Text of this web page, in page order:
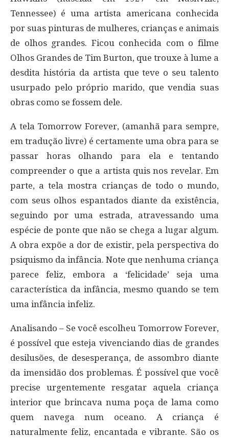
Tennessee) é uma artista americana conhecida
por suas pinturas de mulheres, crianças e animais
de olhos grandes. Ficou conhecida com o filme
Olhos Grandes de Tim Burton, que trouxe à lume a
desdita história da artista que teve o seu talento
usurpado pelo próprio marido, que vendia suas
obras como se fossem dele.
A tela Tomorrow Forever, (amanhã para sempre,
em tradução livre) é certamente uma obra para se
passar horas olhando para ela e tentando
compreender o que a artista quis nos revelar. Em
parte, a tela mostra crianças de todo o mundo,
com seus olhos espantados diante da existência,
seguindo por uma estrada, atravessando uma
espécie de ponte que não se chega a lugar algum.
A obra expõe a dor de existir, pela perspectiva do
psiquismo da infância. Note que nenhuma criança
parece feliz, embora a ‘felicidade’ seja uma
característica da infância, mesmo quando se tem
uma infância infeliz.
Analisando – Se você escolheu Tomorrow Forever,
é possível que esteja vivenciando dias de grandes
desilusões, de desesperança, de assombro diante
da imensidão dos problemas. É possível que você
precise urgentemente resgatar aquela criança
interior que brincava numa poça de lama como
quem navega num oceano. A criança é
naturalmente feliz, encantada e vibrante. São os